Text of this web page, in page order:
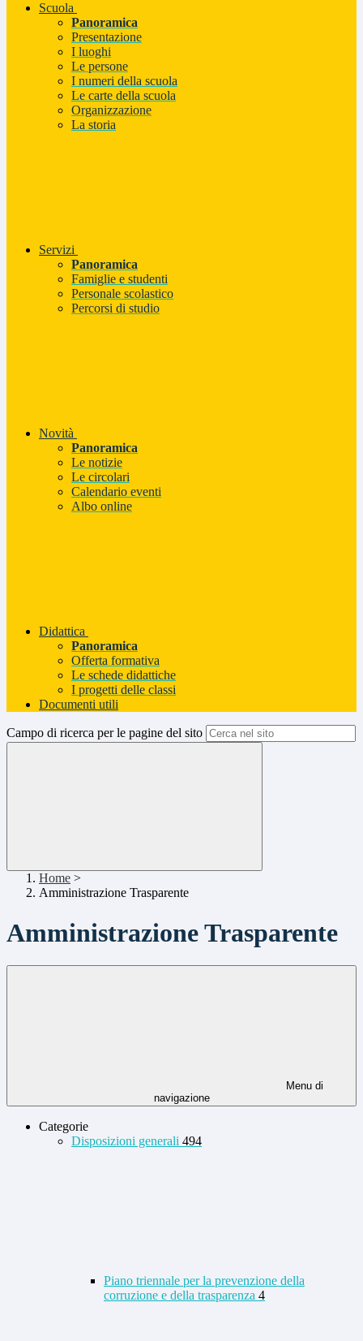
Scuola
Panoramica
Presentazione
I luoghi
Le persone
I numeri della scuola
Le carte della scuola
Organizzazione
La storia
Servizi
Panoramica
Famiglie e studenti
Personale scolastico
Percorsi di studio
Novità
Panoramica
Le notizie
Le circolari
Calendario eventi
Albo online
Didattica
Panoramica
Offerta formativa
Le schede didattiche
I progetti delle classi
Documenti utili
Campo di ricerca per le pagine del sito
Home >
Amministrazione Trasparente
Amministrazione Trasparente
Menu di
navigazione
Categorie
Disposizioni generali 494
Piano triennale per la prevenzione della
corruzione e della trasparenza 4